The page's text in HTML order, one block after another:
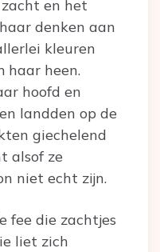
en het
denken aan
kleuren
haar heen.
hoofd en
landden op de
giechelend
alsof ze
niet echt zijn.
fee die zachtjes
liet zich